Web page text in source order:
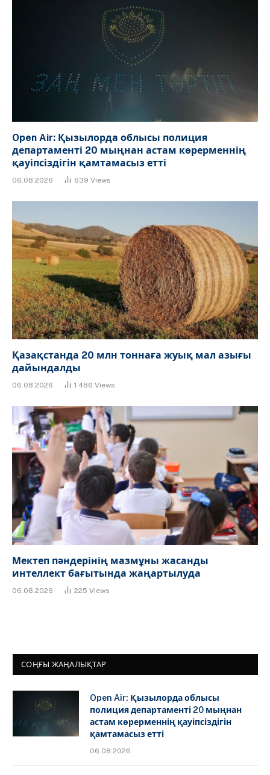
Open Air: Қызылорда облысы полиция
департаменті 20 мыңнан астам көрерменнің
қауіпсіздігін қамтамасыз етті
06.08.2026 639 Views
Қазақстанда 20 млн тоннаға жуық мал азығы
дайындалды
06.08.2026 1 486 Views
Мектеп пәндерінің мазмұны жасанды
интеллект бағытында жаңартылуда
06.08.2026 225 Views
СОҢҒЫ ЖАҢАЛЫҚТАР
Open Air: Қызылорда облысы
полиция департаменті 20 мыңнан
астам көрерменнің қауіпсіздігін
қамтамасыз етті
06.08.2026